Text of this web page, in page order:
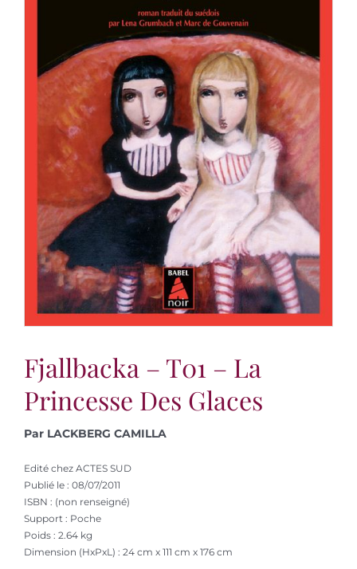
Fjallbacka – T01 – La
Princesse Des Glaces
Par LACKBERG CAMILLA
Edité chez ACTES SUD
Publié le : 08/07/2011
ISBN : (non renseigné)
Support : Poche
Poids : 2.64 kg
Dimension (HxPxL) : 24 cm x 111 cm x 176 cm